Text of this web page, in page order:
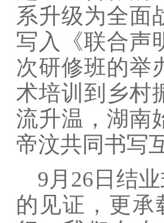
系升级为全面
写入《联合声
次研修班的举
术培训到乡村
流升温，湖南
帝汶共同书写
9月26日结
的见证，更承